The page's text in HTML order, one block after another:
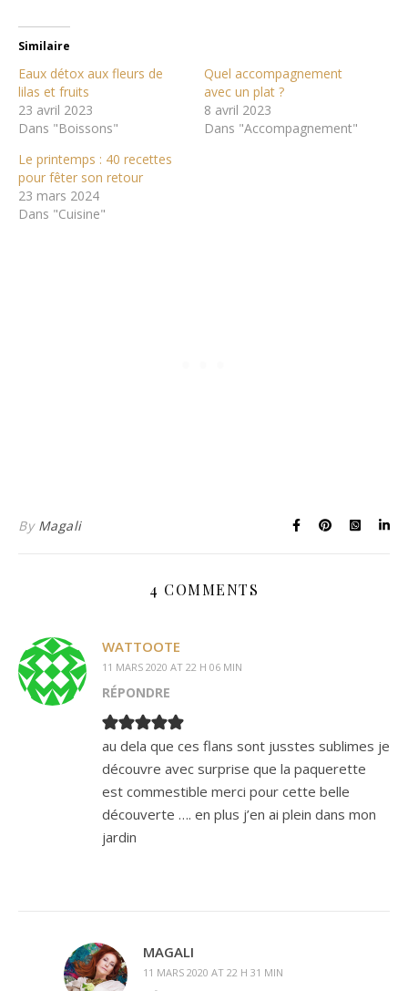
Similaire
Eaux détox aux fleurs de
lilas et fruits
23 avril 2023
Dans "Boissons"
Quel accompagnement
avec un plat ?
8 avril 2023
Dans "Accompagnement"
Le printemps : 40 recettes
pour fêter son retour
23 mars 2024
Dans "Cuisine"
By Magali
4 COMMENTS
WATTOOTE
11 MARS 2020 AT 22 H 06 MIN
RÉPONDRE
au dela que ces flans sont jusstes sublimes je
découvre avec surprise que la paquerette
est commestible merci pour cette belle
découverte …. en plus j’en ai plein dans mon
jardin
MAGALI
11 MARS 2020 AT 22 H 31 MIN